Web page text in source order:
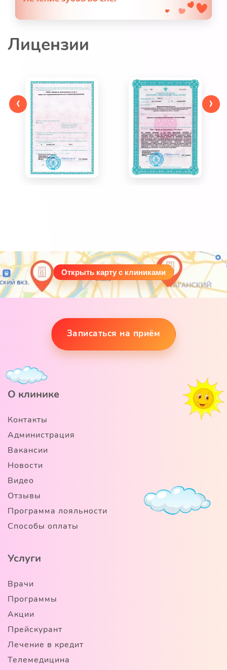
Лицензии
‹ ›
Открыть карту с клиниками
Записаться на приём
О клинике
Контакты
Администрация
Вакансии
Новости
Видео
Отзывы
Программа лояльности
Способы оплаты
Услуги
Врачи
Программы
Акции
Прейскурант
Лечение в кредит
Телемедицина